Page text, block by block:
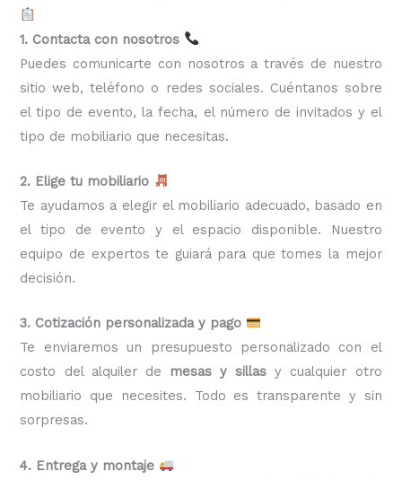
1. Contacta con nosotros
Puedes comunicarte con nosotros a través de nuestro
sitio web, teléfono o redes sociales. Cuéntanos sobre
el tipo de evento, la fecha, el número de invitados y el
tipo de mobiliario que necesitas.
2. Elige tu mobiliario
Te ayudamos a elegir el mobiliario adecuado, basado en
el tipo de evento y el espacio disponible. Nuestro
equipo de expertos te guiará para que tomes la mejor
decisión.
3. Cotización personalizada y pago
Te enviaremos un presupuesto personalizado con el
costo del alquiler de
mesas y sillas y cualquier otro
mobiliario que necesites. Todo es transparente y sin
sorpresas.
4. Entrega y montaje